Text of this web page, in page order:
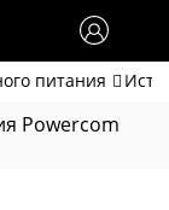
питания
Powercom